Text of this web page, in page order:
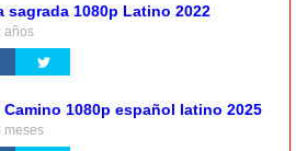
sagrada 1080p Latino 2022
años
Camino 1080p español latino 2025
meses